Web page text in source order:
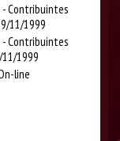
- Contribuintes
11/1999
- Contribuintes
1999
line